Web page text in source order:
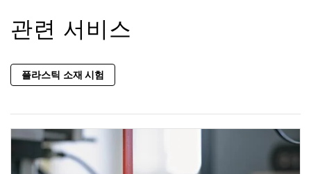
관련 서비스
플라스틱 소재 시험